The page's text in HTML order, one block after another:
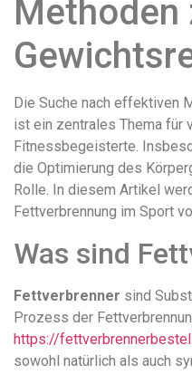
Methoden
Die Suche nach effektiven
ist ein zentrales Thema für
Fitnessbegeisterte.
die Optimierung des
Rolle. In diesem Artikel
Fettverbrennung im Sport
Was sind
Fettverbrenner sind
Prozess der
https://
sowohl natürlich als auch